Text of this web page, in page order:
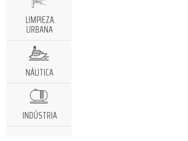
LIMPIEZA
URBANA
NÁUTICA
INDÚSTRIA